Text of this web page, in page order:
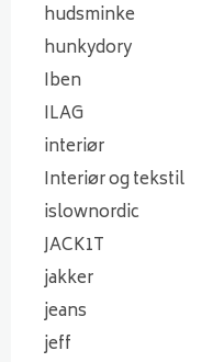
hudsminke
hunkydory
Iben
ILAG
interiør
Interiør og tekstil
islownordic
JACK1T
jakker
jeans
jeff